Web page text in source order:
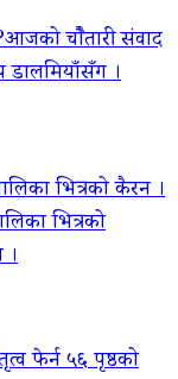
चौैतारी संवाद
डालमियाँसँग ।
भित्रको कैरन ।
भित्रको
।
फेर्न ५६ पृष्ठको